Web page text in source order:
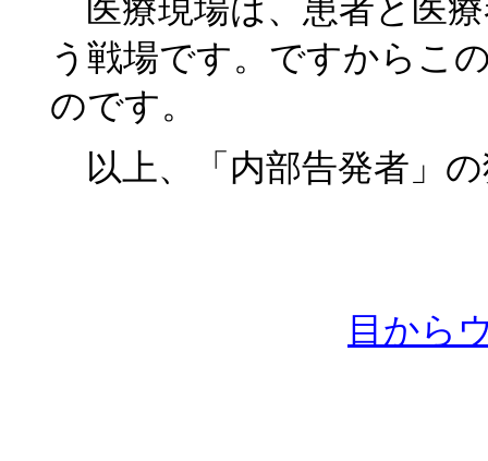
医療現場は、患者と医
う戦場です。ですからこ
のです。
以上、「内部告発者」
目から